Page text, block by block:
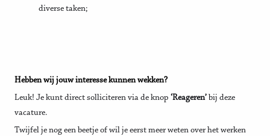
diverse taken;
Hebben wij jouw interesse kunnen wekken?
Leuk! Je kunt direct solliciteren via de knop ‘Reageren’ bij deze
vacature.
Twijfel je nog een beetje of wil je eerst meer weten over het werken